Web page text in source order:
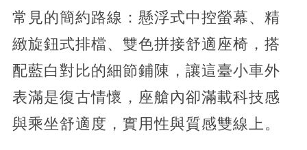
常見的簡約路線：懸浮式中控螢幕、精
緻旋鈕式排檔、雙色拼接舒適座椅，搭
配藍白對比的細節鋪陳，讓這臺小車外
表滿是復古情懷，座艙內卻滿載科技感
與乘坐舒適度，實用性與質感雙線上。